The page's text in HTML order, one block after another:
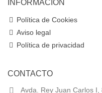
INFORMACIÓN
Política de Cookies
Aviso legal
Política de privacidad
CONTACTO
Avda. Rey Juan Carlos I,